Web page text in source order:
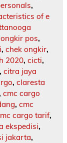
,
of e
pos,
, chek ongkir,
2020, cicti,
, citra jaya
, claresta
cmc cargo
, cmc
cargo tarif,
ekspedisi,
jakarta,